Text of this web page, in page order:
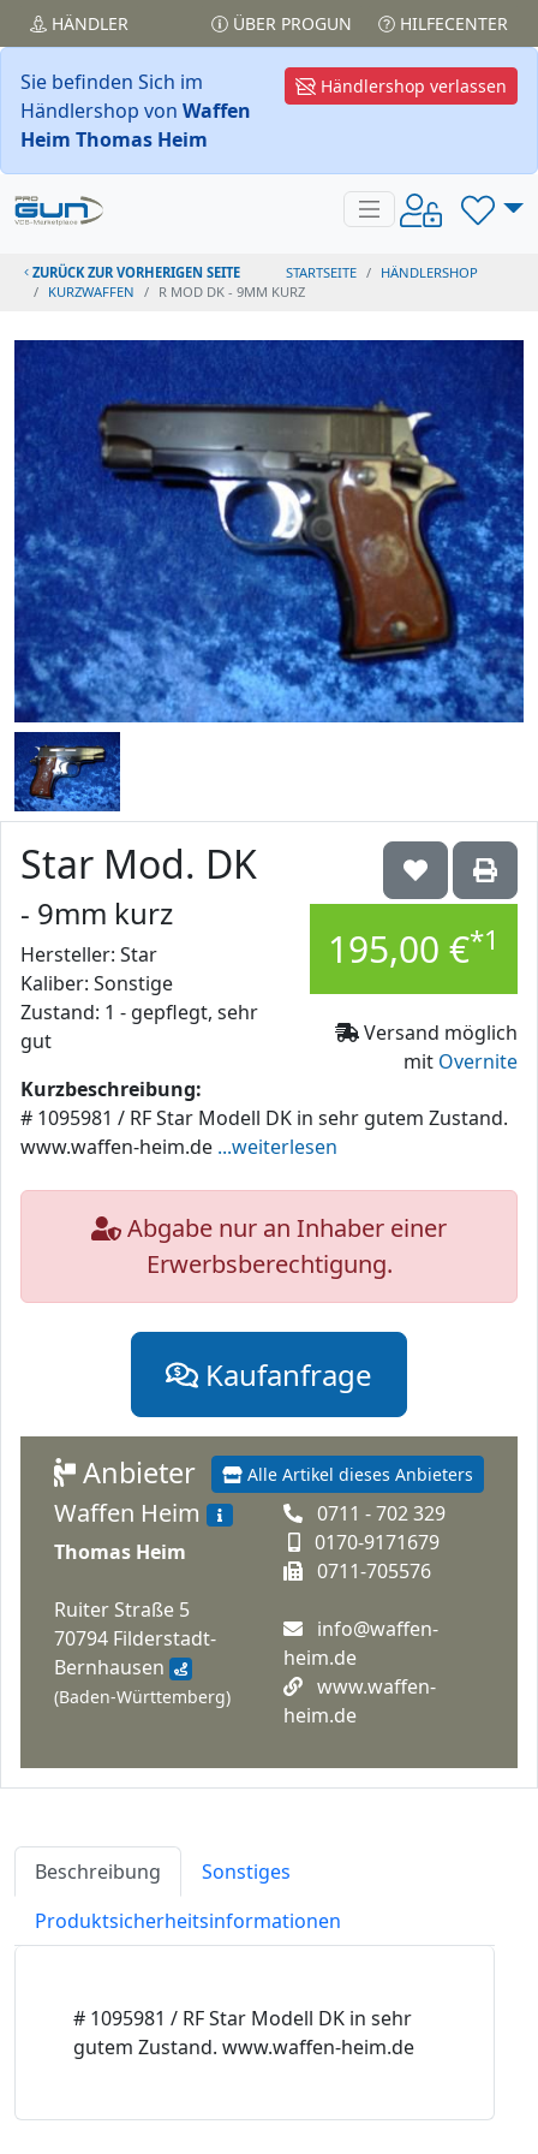
HÄNDLER ÜBER PROGUN HILFECENTER
Händlershop verlassen
Sie befinden Sich im
Händlershop von Waffen
Heim Thomas Heim
ZURÜCK ZUR VORHERIGEN SEITE STARTSEITE
HÄNDLERSHOP
KURZWAFFEN
R MOD DK - 9MM KURZ
195,00 €*1
Versand möglich
mit Overnite
Star Mod. DK
- 9mm kurz
Hersteller: Star
Kaliber: Sonstige
Zustand: 1 - gepflegt, sehr
gut
Kurzbeschreibung:
# 1095981 / RF Star Modell DK in sehr gutem Zustand.
www.waffen-heim.de ...weiterlesen
Abgabe nur an Inhaber einer
Erwerbsberechtigung.
Kaufanfrage
Alle Artikel dieses Anbieters
Anbieter
Waffen Heim
Thomas Heim
Ruiter Straße 5
70794 Filderstadt-
Bernhausen
(Baden-Württemberg)
0711 - 702 329
0170-9171679
0711-705576
info@waffen-
heim.de
www.waffen-
heim.de
Beschreibung
Sonstiges
Produktsicherheitsinformationen
# 1095981 / RF Star Modell DK in sehr
gutem Zustand. www.waffen-heim.de